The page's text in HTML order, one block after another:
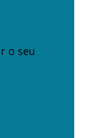
o seu